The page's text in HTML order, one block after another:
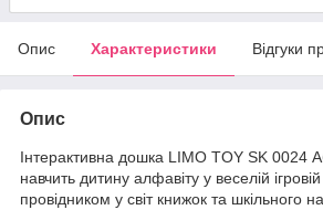
Опис Характеристики Відгуки
Опис
Інтерактивна дошка LIMO TOY SK 0024
навчить дитину алфавіту у веселій
провідником у світ книжок та шкільного